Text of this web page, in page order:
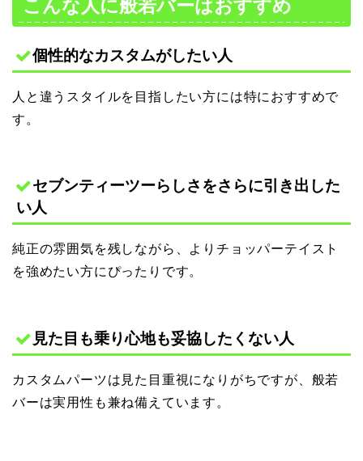
こんな人に般若バーはおすすめ
個性的なカスタムがしたい人
人と違うスタイルを目指したい方には特におすすめで
す。
セブンティーツーらしさをさらに引き出した
い人
純正の雰囲気を残しながら、よりチョッパーテイスト
を強めたい方にぴったりです。
見た目も乗り心地も妥協したくない人
カスタムパーツは見た目重視になりがちですが、般若
バーは実用性も兼ね備えています。